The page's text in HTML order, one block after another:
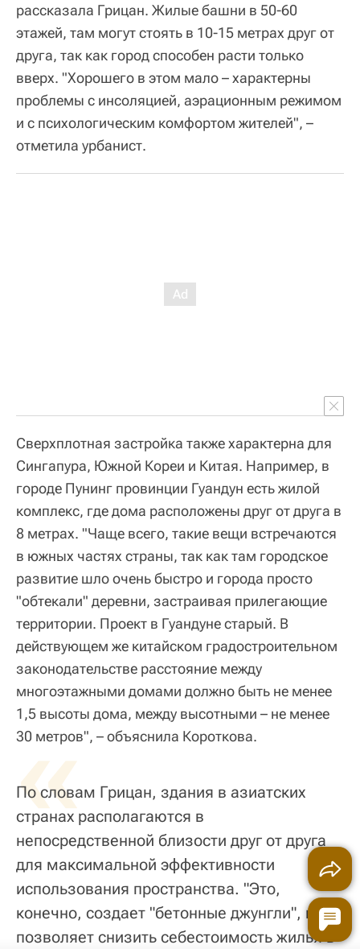
рассказала Грицан. Жилые башни в 50-60
этажей, там могут стоять в 10-15 метрах друг от
друга, так как город способен расти только
вверх. "Хорошего в этом мало – характерны
проблемы с инсоляцией, аэрационным режимом
и с психологическим комфортом жителей", –
отметила урбанист.
Сверхплотная застройка также характерна для
Сингапура, Южной Кореи и Китая. Например, в
городе Пунинг провинции Гуандун есть жилой
комплекс, где дома расположены друг от друга в
8 метрах. "Чаще всего, такие вещи встречаются
в южных частях страны, так как там городское
развитие шло очень быстро и города просто
"обтекали" деревни, застраивая прилегающие
территории. Проект в Гуандуне старый. В
действующем же китайском градостроительном
законодательстве расстояние между
многоэтажными домами должно быть не менее
1,5 высоты дома, между высотными – не менее
30 метров", – объяснила Короткова.
«
По словам Грицан, здания в азиатских
странах располагаются в
непосредственной близости друг от друга
для максимальной эффективности
использования пространства. "Это,
конечно, создает "бетонные джунгли", но и
позволяет снизить себестоимость жилья в